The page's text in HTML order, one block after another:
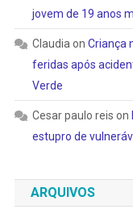
jovem de 19 anos
Claudia on Criança
feridas após
Verde
Cesar paulo reis on
estupro de
ARQUIVOS